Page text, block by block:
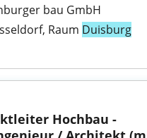
bau GmbH
Raum Duisburg
Hochbau -